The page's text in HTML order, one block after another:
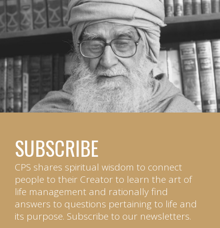
SUBSCRIBE
CPS shares spiritual wisdom to connect
people to their Creator to learn the art of
life management and rationally find
answers to questions pertaining to life and
its purpose. Subscribe to our newsletters.